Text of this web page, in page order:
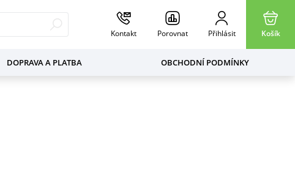
Kontakt Porovnat Přihlásit Košík
DOPRAVA A PLATBA OBCHODNÍ PODMÍNKY